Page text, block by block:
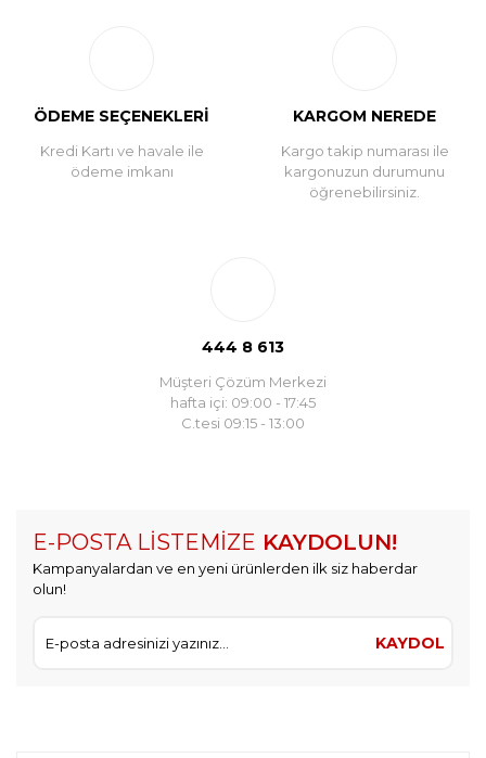
ÖDEME SEÇENEKLERİ
Kredi Kartı ve havale ile
ödeme imkanı
KARGOM NEREDE
Kargo takip numarası ile
kargonuzun durumunu
öğrenebilirsiniz.
444 8 613
Müşteri Çözüm Merkezi
hafta içi: 09:00 - 17:45
C.tesi 09:15 - 13:00
E-POSTA LİSTEMİZE KAYDOLUN!
Kampanyalardan ve en yeni ürünlerden ilk siz haberdar
olun!
KAYDOL